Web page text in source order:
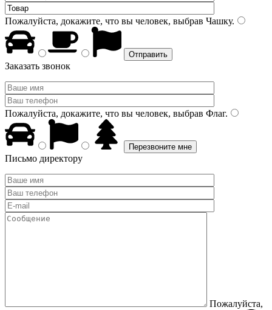
Пожалуйста, докажите, что вы человек, выбрав Чашку.
Заказать звонок
Пожалуйста, докажите, что вы человек, выбрав Флаг.
Письмо директору
Пожалуйста,